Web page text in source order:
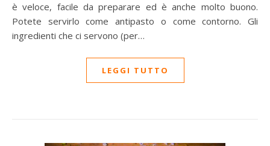
è veloce, facile da preparare ed è anche molto buono.
Potete servirlo come antipasto o come contorno. Gli
ingredienti che ci servono (per…
LEGGI TUTTO